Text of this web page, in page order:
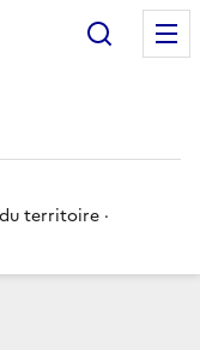
territoire ·